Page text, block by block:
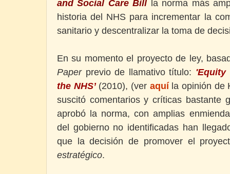
and Social Care Bill la norma más
historia del NHS para incrementar la
sanitario y descentralizar la toma de
En su momento el proyecto de ley,
Paper previo de llamativo título: 'Equity
the NHS’ (2010), (ver aquí la opinión de
suscitó comentarios y críticas bastante
aprobó la norma, con amplias
del gobierno no identificadas han
que la decisión de promover el
estratégico.